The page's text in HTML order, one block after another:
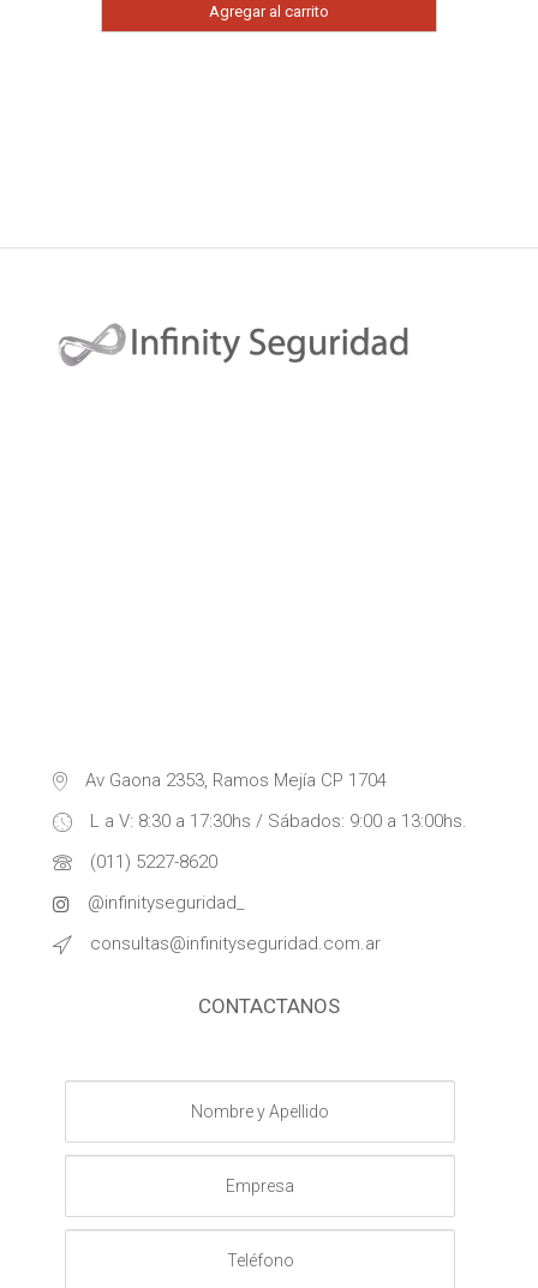
Agregar al carrito
CONTACTANOS
Apellido
Av Gaona 2353, Ramos Mejía CP 1704
L a V: 8:30 a 17:30hs / Sábados: 9:00 a 13:00hs.
(011) 5227-8620
@infinityseguridad_
consultas@infinityseguridad.com.ar